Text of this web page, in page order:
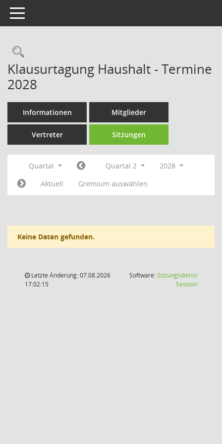
Toggle navigation
Rechercheauswahl
Klausurtagung Haushalt - Termine
2028
Informationen Mitglieder
Vertreter Sitzungen
Quartal Quartal 2
2028
Aktuell
Gremium auswählen
Keine Daten gefunden.
Letzte Änderung: 07.08.2026
17:02:15
Software:Sitzungsdienst
Session(Wird in